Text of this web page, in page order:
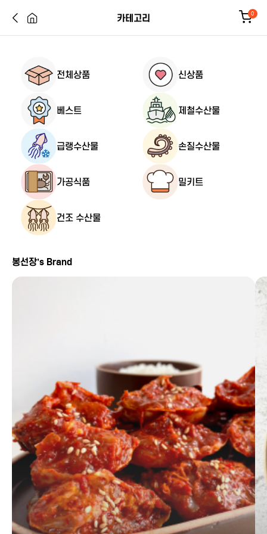
카테고리 0
전체상품 신상품
베스트 제철수산물
급랭수산물 손질수산물
가공식품 밀키트
건조 수산물
봉선장’s Brand